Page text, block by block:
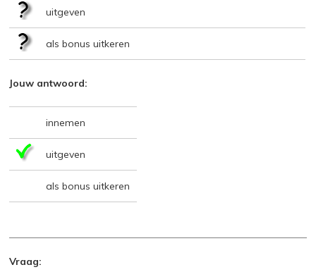
uitgeven
als bonus uitkeren
Jouw antwoord:
innemen
uitgeven
als bonus uitkeren
Vraag: